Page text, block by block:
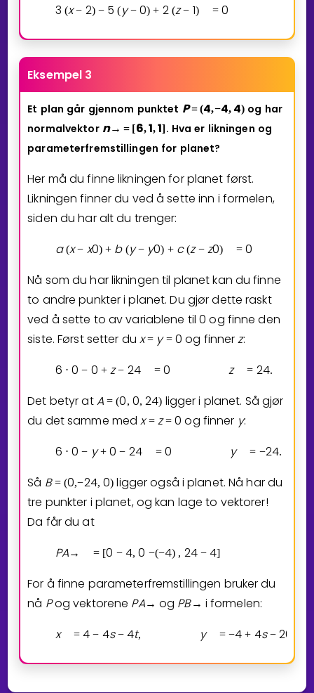
3 (x − 2) − 5 (y − 0) + 2 (z − 1) = 0
Eksempel 3
Et plan går gjennom punktet P=(4,−4, 4) og har
normalvektor n→ = [6,1,1]. Hva er likningen og
parameterfremstillingen for planet?
Her må du finne likningen for planet først.
Likningen finner du ved å sette inn i formelen,
siden du har alt du trenger:
a (x − x0) + b (y − y0) + c (z − z0) = 0
Nå som du har likningen til planet kan du finne
to andre punkter i planet. Du gjør dette raskt
ved å sette to av variablene til 0 og finne den
siste. Først setter du x = y = 0 og finnerz:
6 ⋅ 0 − 0 + z − 24 = 0 z = 24.
Det betyr atA = (0, 0, 24) ligger i planet. Så gjør
du det samme medx = z = 0 og finner y:
6 ⋅ 0 − y + 0 − 24 = 0 y = −24.
Så B = (0,−24, 0) ligger også i planet. Nå har du
tre punkter i planet, og kan lage to vektorer!
Da får du at
PA→ = [0 − 4, 0 −(−4) , 24 − 4]
For å finne parameterfremstillingen bruker du
nå Pog vektorene PA→ og PB→ i formelen:
x
= 4 − 4s − 4t, y = −4 + 4s − 20